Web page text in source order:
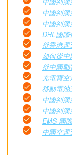
中國到
中國到
DHL國際
從香港
如何從
從中國
充電寶
移動電池
中國到
中國到
EMS 國
中國空